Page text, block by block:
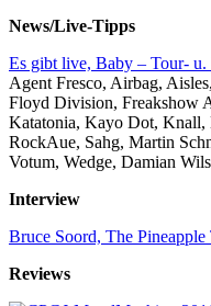
News/Live-Tipps
Es gibt live, Baby – Tour- u.
Agent Fresco, Airbag,
Floyd Division, Freakshow
Katatonia, Kayo Dot, Knall,
RockAue, Sahg, Martin
Votum, Wedge, Damian
Interview
Bruce Soord, The
Reviews